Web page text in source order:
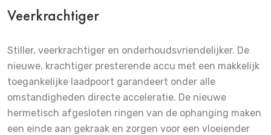
Veerkrachtiger
Stiller, veerkrachtiger en onderhoudsvriendelijker. De
nieuwe, krachtiger presterende accu met een makkelijk
toegankelijke laadpoort garandeert onder alle
omstandigheden directe acceleratie. De nieuwe
hermetisch afgesloten ringen van de ophanging maken
een einde aan gekraak en zorgen voor een vloeiender